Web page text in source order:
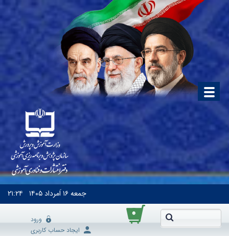
جمعه۱۶ اَمرداد ۱۴۰۵ ۲۱:۲۴
۰
ورود
ایجاد حساب کاربری